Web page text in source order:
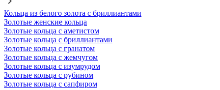
Кольца из белого золота с бриллиантами
Золотые женские кольца
Золотые кольца с аметистом
Золотые кольца с бриллиантами
Золотые кольца с гранатом
Золотые кольца с жемчугом
Золотые кольца с изумрудом
Золотые кольца с рубином
Золотые кольца с сапфиром